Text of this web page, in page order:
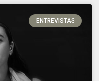
ENTREVISTAS